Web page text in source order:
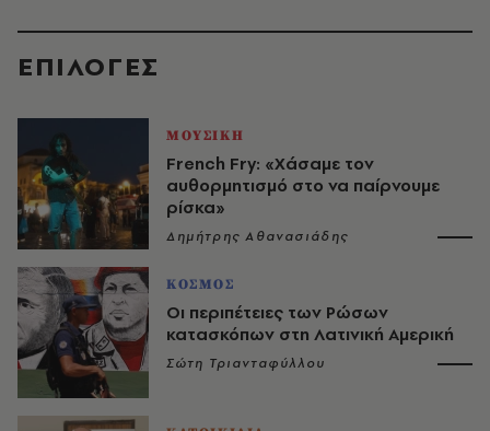
EΠΙΛΟΓΈΣ
ΜΟΥΣΙΚΗ
French Fry: «Χάσαμε τον
αυθορμητισμό στο να παίρνουμε
ρίσκα»
Δημήτρης Αθανασιάδης
ΚΟΣΜΟΣ
Οι περιπέτειες των Ρώσων
κατασκόπων στη Λατινική Αμερική
Σώτη Τριανταφύλλου